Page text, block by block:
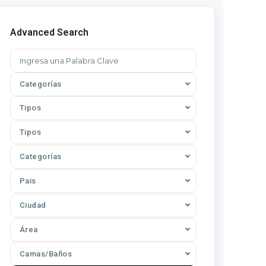
Advanced Search
Categorías
Tipos
Tipos
Categorías
Pais
Ciudad
Área
Camas/Baños